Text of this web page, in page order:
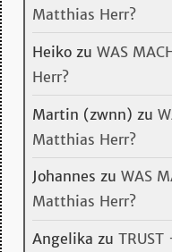
Matthias Herr?
Heiko zu WAS
Herr?
Martin (zwnn) zu
Matthias Herr?
Johannes zu WAS
Matthias Herr?
Angelika zu